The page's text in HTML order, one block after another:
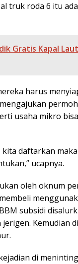
truk roda 6 itu
Gratis Kapal
harus
usaha mikro
daftarkan
ucapnya.
oleh oknum
subsidi
Kemudian
di